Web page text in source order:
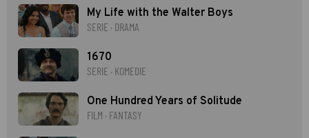
My Life with the Walter Boys
SERIE · DRAMA
1670
SERIE · KOMEDIE
One Hundred Years of Solitude
FILM · FANTASY